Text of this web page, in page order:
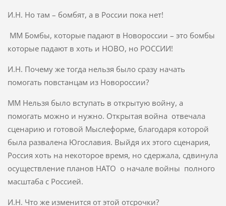
И.Н. Но там – бомбят, а в России пока нет!
ММ Бомбы, которые падают в Новороссии – это бомбы
которые падают в хоть и НОВО, но РОССИИ!
И.Н. Почему же тогда нельзя было сразу начать
помогать повстанцам из Новороссии?
ММ Нельзя было вступать в открытую войну, а
помогать можно и нужно. Открытая война отвечала
сценарию и готовой Мыслеформе, благодаря которой
была развалена Югославия. Выйдя их этого сценария,
Россия хоть на некоторое время, но сдержала, сдвинула
осуществление планов НАТО о начале войны полного
масштаба с Россией.
И.Н. Что же изменится от этой отсрочки?